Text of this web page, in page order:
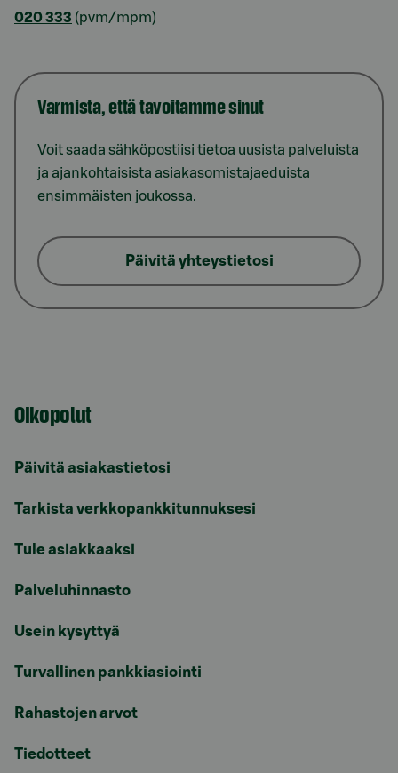
020 333 (pvm/mpm)
Varmista, että tavoitamme sinut
Voit saada sähköpostiisi tietoa uusista palveluista
ja ajankohtaisista asiakasomistajaeduista
ensimmäisten joukossa.
Päivitä yhteystietosi
Oikopolut
Päivitä asiakastietosi
Tarkista verkkopankkitunnuksesi
Tule asiakkaaksi
Palveluhinnasto
Usein kysyttyä
Turvallinen pankkiasiointi
Rahastojen arvot
Tiedotteet